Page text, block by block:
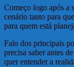
Começo logo após a
cenário tanto para
para quem está
Falo dos principais
precisa saber antes
quer entender a